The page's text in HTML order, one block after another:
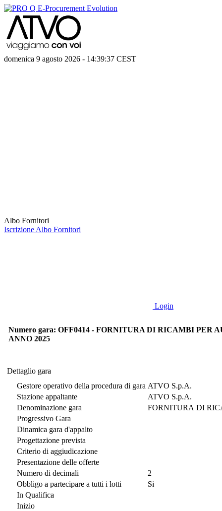
domenica 9 agosto 2026 - 14:39:37 CEST
Albo Fornitori
Iscrizione Albo Fornitori
Login
Numero gara: OFF0414 - FORNITURA DI RICAMBI PER
ANNO 2025
Dettaglio gara
Gestore operativo della procedura di gara ATVO S.p.A.
Stazione appaltante
ATVO S.p.A.
Denominazione gara
FORNITURA DI
Progressivo Gara
Dinamica gara d'appalto
Progettazione prevista
Criterio di aggiudicazione
Presentazione delle offerte
Numero di decimali
2
Obbligo a partecipare a tutti i lotti
Si
In Qualifica
Inizio